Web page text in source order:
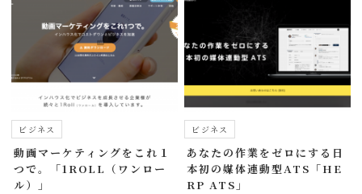
ビジネス
動画マーケティングをこれ１
つで。「1ROLL（ワンロー
ル）」
ビジネス
あなたの作業をゼロにする日
本初の媒体連動型ATS「HE
RP ATS」